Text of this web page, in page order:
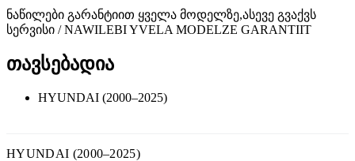
ნაწილები გარანტიით ყველა მოდელზე,ასევე გვაქვს
სერვისი / NAWILEBI YVELA MODELZE GARANTIIT
თავსებადია
HYUNDAI (2000–2025)
HYUNDAI (2000–2025)